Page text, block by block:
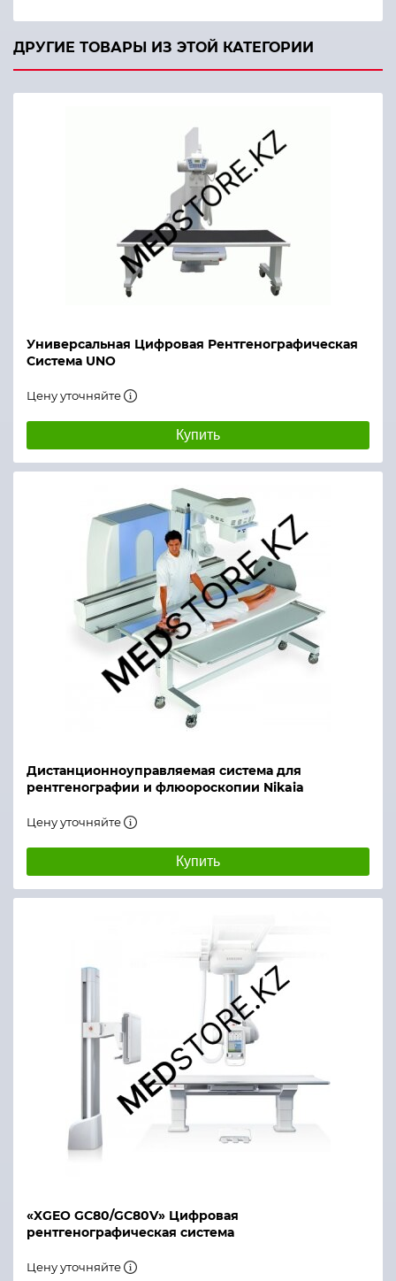
ДРУГИЕ ТОВАРЫ ИЗ ЭТОЙ КАТЕГОРИИ
Универсальная Цифровая Рентгенографическая
Система UNO
Цену уточняйте
Купить
Дистанционно­управляемая система для
рентгенографии и флюороскопии Nikaia
Цену уточняйте
Купить
«XGEO GC80/GC80V» Цифровая
рентгенографическая система
Цену уточняйте